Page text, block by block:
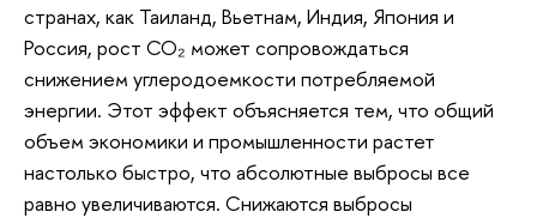
странах, как Таиланд, Вьетнам, Индия, Япония и
Россия, рост СО₂ может сопровождаться
снижением углеродоемкости потребляемой
энергии. Этот эффект объясняется тем, что общий
объем экономики и промышленности растет
настолько быстро, что абсолютные выбросы все
равно увеличиваются. Снижаются выбросы